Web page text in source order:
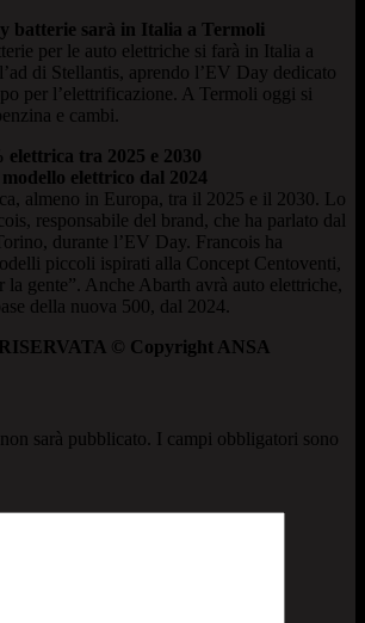
batterie sarà in Italia a Termoli
per le auto elettriche si farà in Italia a
di Stellantis, aprendo l’EV Day dedicato
per l’elettrificazione. A Termoli oggi si
e cambi.
tra 2025 e 2030
elettrico dal 2024
almeno in Europa, tra il 2025 e il 2030. Lo
responsabile del brand, che ha parlato dal
durante l’EV Day. Francois ha
piccoli ispirati alla Concept Centoventi,
la gente”. Anche Abarth avrà auto elettriche,
della nuova 500, dal 2024.
© Copyright ANSA
sarà pubblicato.
I campi obbligatori sono